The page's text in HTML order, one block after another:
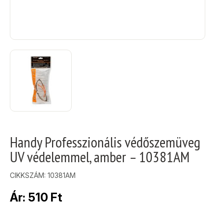
Handy Professzionális védőszemüveg
UV védelemmel, amber – 10381AM
CIKKSZÁM: 10381AM
Ár: 510 Ft